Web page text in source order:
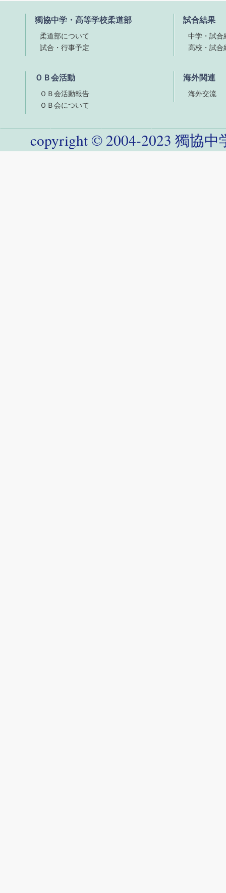
獨協中学・高等学校柔道部
柔道部について
試合・行事予定
試合結果
中学・試合
高校・試合
ＯＢ会活動
ＯＢ会活動報告
ＯＢ会について
海外関連
海外交流
copyright © 2004-2023 獨協中